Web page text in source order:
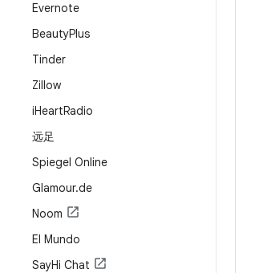
Evernote
BeautyPlus
Tinder
Zillow
iHeartRadio
远足
Spiegel Online
Glamour.de
Noom
El Mundo
SayHi Chat